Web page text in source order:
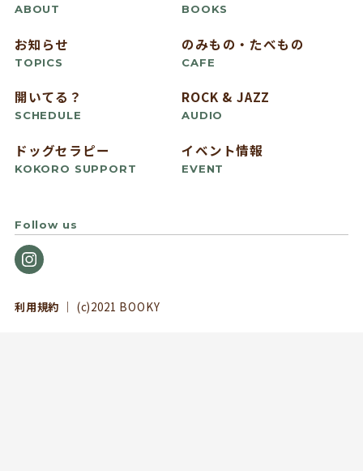
ABOUT BOOKS
お知らせ
TOPICS
のみもの・たべもの
CAFE
開いてる？
SCHEDULE
ROCK & JAZZ
AUDIO
ドッグセラピー
KOKORO SUPPORT
イベント情報
EVENT
Follow us
利用規約 ｜ (c)2021 BOOKY